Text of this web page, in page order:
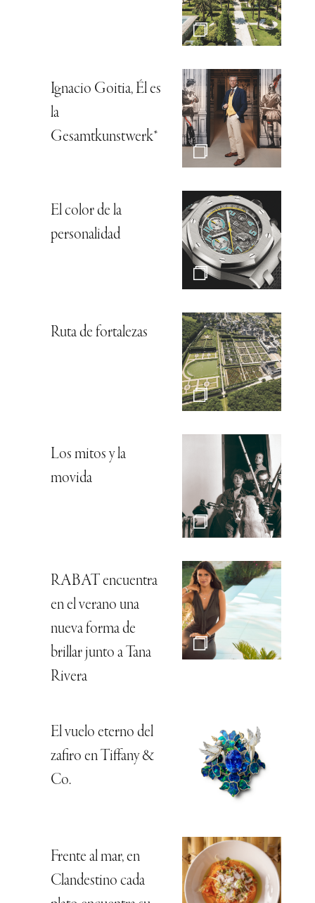
Ignacio Goitia, Él es
la
Gesamtkunstwerk*
El color de la
personalidad
Ruta de fortalezas
Los mitos y la
movida
RABAT encuentra
en el verano una
nueva forma de
brillar junto a Tana
Rivera
El vuelo eterno del
zafiro en Tiffany &
Co.
Frente al mar, en
Clandestino cada